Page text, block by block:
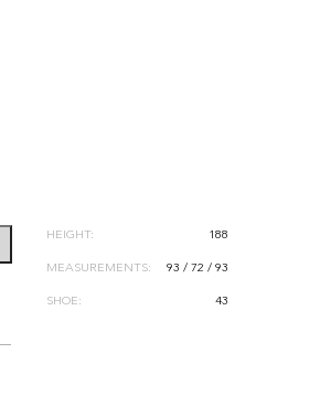
HEIGHT: 188
MEASUREMENTS: 93 / 72 / 93
SHOE: 43